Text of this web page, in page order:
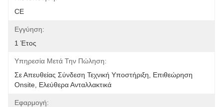
CE
Εγγύηση:
1 Έτος
Υπηρεσία Μετά Την Πώληση:
Σε Απευθείας Σύνδεση Τεχνική Υποστήριξη, Επιθεώρηση
Onsite, Ελεύθερα Ανταλλακτικά
Εφαρμογή: